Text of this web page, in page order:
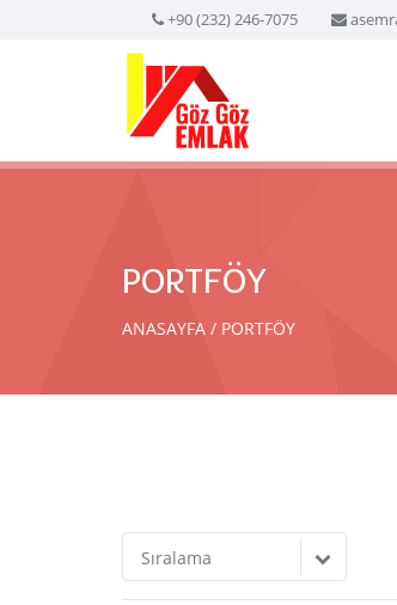
+90 (232) 246-7075
PORTFÖY
ANASAYFA PORTFÖY
Sıralama